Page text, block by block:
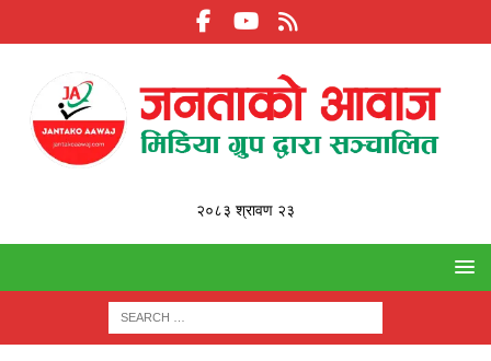
२०८३ श्रावण २३